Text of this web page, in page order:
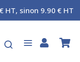
HT, sinon 9.90 € HT